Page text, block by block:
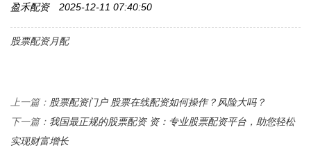
盈禾配资 2025-12-11 07:40:50
股票配资月配
上一篇： 股票配资门户 股票在线配资如何操作？风险大吗？
下一篇： 我国最正规的股票配资 资：专业股票配资平台，助您轻松
实现财富增长